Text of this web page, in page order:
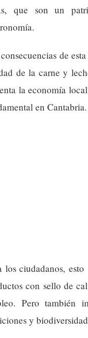
que son un
de
de la carne y
la economía
en Cantabria.
los ciudadanos,
con sello de
Pero también
y